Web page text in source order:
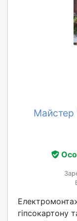
Майстер
гіпсокартону